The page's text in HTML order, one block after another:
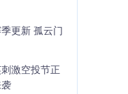
更新 孤云门
激空投节正